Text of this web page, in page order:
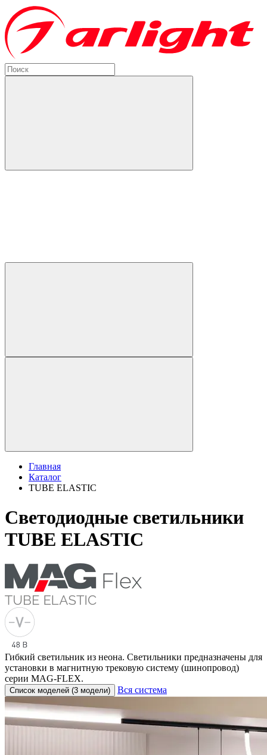
Главная
Каталог
TUBE ELASTIC
Светодиодные светильники
TUBE ELASTIC
Гибкий светильник из неона. Светильники предназначены для
установки в магнитную трековую систему (шинопровод)
серии MAG-FLEX.
Список моделей (3 модели) Вся система